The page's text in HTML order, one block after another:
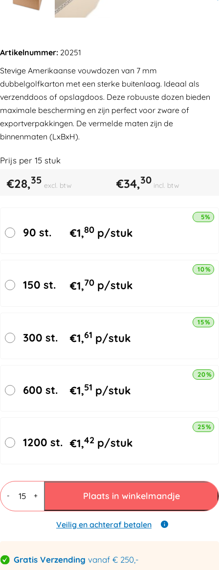
Artikelnummer: 20251
Stevige Amerikaanse vouwdozen van 7 mm
dubbelgolfkarton met een sterke buitenlaag. Ideaal als
verzenddoos of opslagdoos. Deze robuuste dozen bieden
maximale bescherming en zijn perfect voor zware of
exportverpakkingen. De vermelde maten zijn de
binnenmaten (LxBxH).
Prijs per 15 stuk
€28,35 excl. btw €34,30 incl. btw
90 st. €1,80 p/stuk
5%
150 st. €1,70 p/stuk
10%
300 st. €1,61 p/stuk
15%
600 st. €1,51 p/stuk
20%
1200 st. €1,42 p/stuk
25%
-
Vouwdozen
7
mm
BC
+ Plaats in winkelmandje
Veilig en achteraf betalen
Gratis Verzending vanaf € 250,-